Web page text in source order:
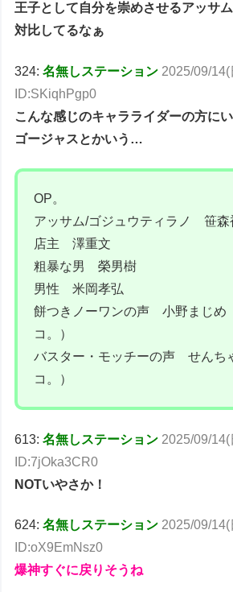
王子として自分を崇めさせるアッサム
対比してるなぁ
324:名無しステーション 2025/09/
ID:SKiqhPgp0
こんな感じのキャラライダーの方に
ゴージャスとかいう…
OP。
アッサム/ゴジュウティラノ 笹森
店主 澤重文
粗暴な男 榮男樹
男性 米岡孝弘
餅つきノーワンの声 小野まじめ
コ。）
バスター・モッチーの声 せんち
コ。）
613:名無しステーション 2025/09/
ID:7jOka3CR0
NOTいやさか！
624:名無しステーション 2025/09/
ID:oX9EmNsz0
爆神すぐに戻りそうね